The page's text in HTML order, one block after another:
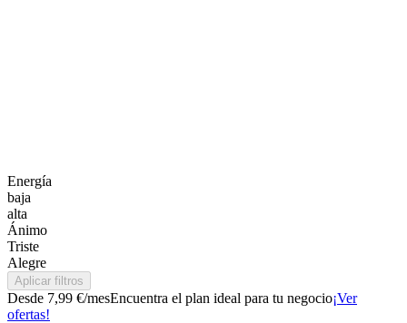
Energía
baja
alta
Ánimo
Triste
Alegre
Aplicar filtros
Desde 7,99 €/mesEncuentra el plan ideal para tu negocio¡Ver
ofertas!